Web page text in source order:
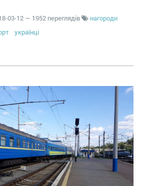
03-12 — 1952 переглядів
нагороди
українці